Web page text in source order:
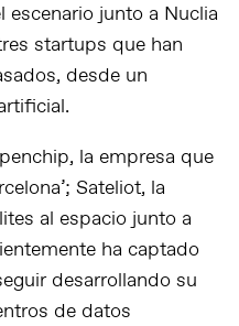
escenario junto a Nuclia
startups que han
desde un
la empresa que
Sateliot, la
al espacio junto a
ha captado
desarrollando su
de datos